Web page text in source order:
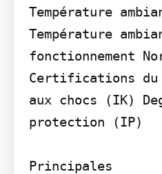
Température
Température
fonctionnement
Certifications du
aux chocs (IK)
protection (IP)
Principales